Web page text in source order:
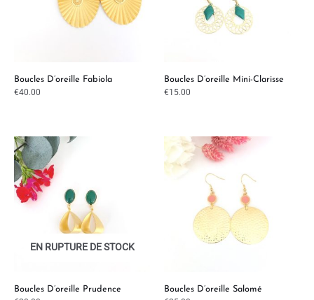
Boucles D’oreille Fabiola
€40.00
Boucles D’oreille Mini-Clarisse
€15.00
EN RUPTURE DE STOCK
Boucles D’oreille Prudence Boucles D’oreille Salomé